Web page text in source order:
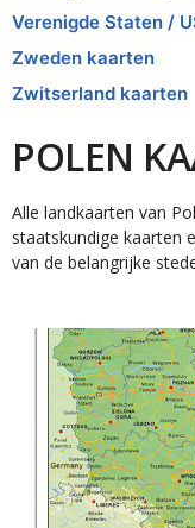
Verenigde Staten /
Zweden kaarten
Zwitserland kaarten
POLEN
Alle landkaarten van
staatskundige kaarten
van de belangrijke